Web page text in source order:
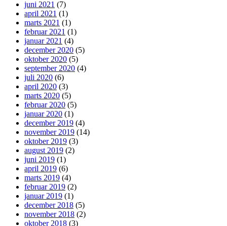
juni 2021 (7)
april 2021 (1)
marts 2021 (1)
februar 2021 (1)
januar 2021 (4)
december 2020 (5)
oktober 2020 (5)
september 2020 (4)
juli 2020 (6)
april 2020 (3)
marts 2020 (5)
februar 2020 (5)
januar 2020 (1)
december 2019 (4)
november 2019 (14)
oktober 2019 (3)
august 2019 (2)
juni 2019 (1)
april 2019 (6)
marts 2019 (4)
februar 2019 (2)
januar 2019 (1)
december 2018 (5)
november 2018 (2)
oktober 2018 (3)